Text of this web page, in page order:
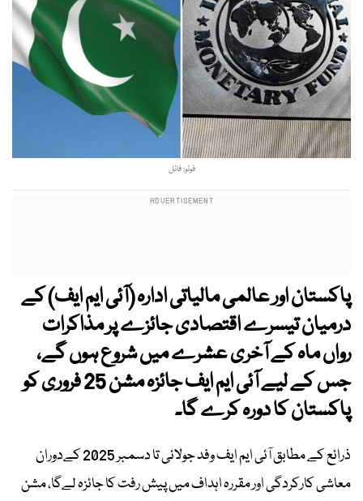
فوٹو: فائل
پاکستان اور عالمی مالیاتی ادارہ (آئی ایم ایف) کے
درمیان تیسرے اقتصادی جائزے پر مذاکرات
رواں ماہ کے آخری عشرے میں شروع ہوں گے،
جس کے لیے آئی ایم ایف جائزہ مشن 25 فروری کو
پاکستان کا دورہ کرے گا۔
ذرائع کے مطابق آئی ایم ایف وفد جولائی تا دسمبر 2025 کےدوران
معاشی کارکردگی اور مقررہ اہداف میں پیش رفت کا جائزہ لےگا، مشن